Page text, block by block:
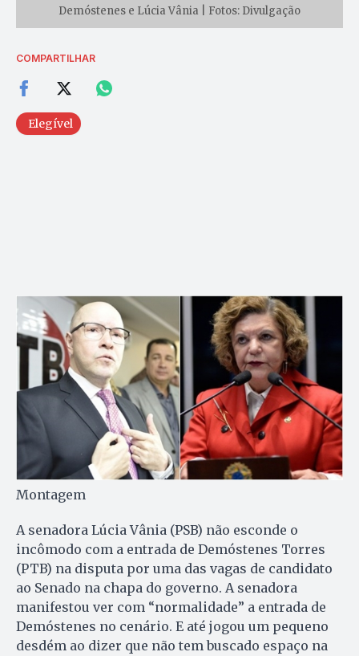
Demóstenes e Lúcia Vânia | Fotos: Divulgação
COMPARTILHAR
Elegível
Montagem
A senadora Lúcia Vânia (PSB) não esconde o
incômodo com a entrada de Demóstenes Torres
(PTB) na disputa por uma das vagas de candidato
ao Senado na chapa do governo. A senadora
manifestou ver com “normalidade” a entrada de
Demóstenes no cenário. E até jogou um pequeno
desdém ao dizer que não tem buscado espaço na